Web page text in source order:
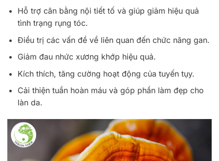
Hỗ trợ cân bằng nội tiết tố và giúp giảm hiệu quả
tình trạng rụng tóc.
Điều trị các vấn đề về liên quan đến chức năng gan.
Giảm đau nhức xương khớp hiệu quả.
Kích thích, tăng cường hoạt động của tuyến tụy.
Cải thiện tuần hoàn máu và góp phần làm đẹp cho
làn da.